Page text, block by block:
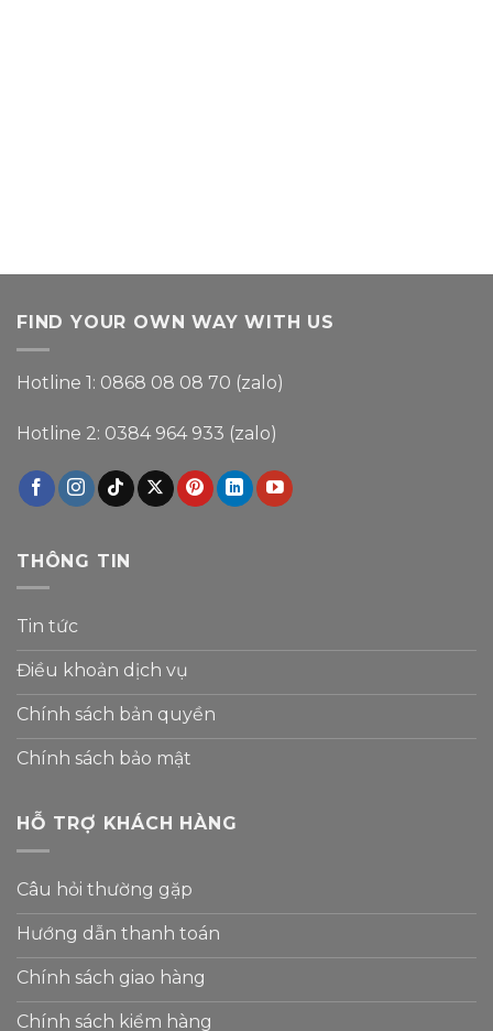
FIND YOUR OWN WAY WITH US
Hotline 1: 0868 08 08 70 (zalo)
Hotline 2: 0384 964 933 (zalo)
THÔNG TIN
Tin tức
Điều khoản dịch vụ
Chính sách bản quyền
Chính sách bảo mật
HỖ TRỢ KHÁCH HÀNG
Câu hỏi thường gặp
Hướng dẫn thanh toán
Chính sách giao hàng
Chính sách kiểm hàng